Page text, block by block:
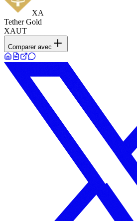
XA
Tether Gold
XAUT
Comparer avec